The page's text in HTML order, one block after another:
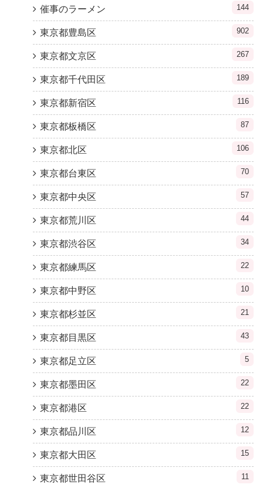
催事のラーメン 144
東京都豊島区 902
東京都文京区 267
東京都千代田区 189
東京都新宿区 116
東京都板橋区 87
東京都北区 106
東京都台東区 70
東京都中央区 57
東京都荒川区 44
東京都渋谷区 34
東京都練馬区 22
東京都中野区 10
東京都杉並区 21
東京都目黒区 43
東京都足立区 5
東京都墨田区 22
東京都港区 22
東京都品川区 12
東京都大田区 15
東京都世田谷区 11